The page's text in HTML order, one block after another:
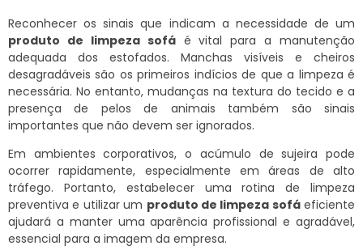
Reconhecer os sinais que indicam a necessidade de um
produto de limpeza sofáé vital para a manutenção
adequada dos estofados. Manchas visíveis e cheiros
desagradáveis são os primeiros indícios de que a limpeza é
necessária. No entanto, mudanças na textura do tecido e a
presença de pelos de animais também são sinais
importantes que não devem ser ignorados.
Em ambientes corporativos, o acúmulo de sujeira pode
ocorrer rapidamente, especialmente em áreas de alto
tráfego. Portanto, estabelecer uma rotina de limpeza
preventiva e utilizar um produto de limpeza sofáeficiente
ajudará a manter uma aparência profissional e agradável,
essencial para a imagem da empresa.